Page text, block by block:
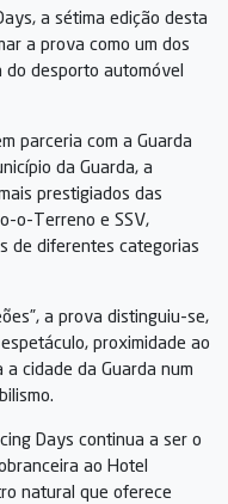
a sétima edição desta
a prova como um dos
do desporto automóvel
parceria com a Guarda
da Guarda, a
prestigiados das
o-Terreno e SSV,
de diferentes categorias
a prova distinguiu-se,
proximidade ao
cidade da Guarda num
Days continua a ser o
ao Hotel
natural que oferece